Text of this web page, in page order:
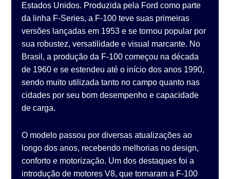
Estados Unidos. Produzida pela Ford como parte
da linha F-Series, a F-100 teve suas primeiras
versões lançadas em 1953 e se tornou popular por
sua robustez, versatilidade e visual marcante. No
Brasil, a produção da F-100 começou na década
de 1960 e se estendeu até o início dos anos 1990,
sendo muito utilizada tanto no campo quanto nas
cidades por seu bom desempenho e capacidade
de carga.
O modelo passou por diversas atualizações ao
longo dos anos, recebendo melhorias no design,
conforto e motorização. Um dos destaques foi a
introdução de motores V8, que tornaram a F-100